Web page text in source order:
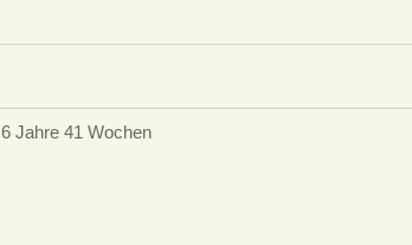
6 Jahre 41 Wochen